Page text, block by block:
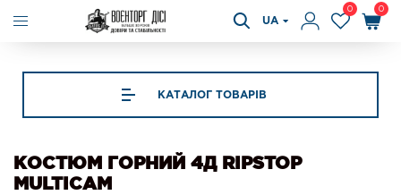
UA
0 0
КАТАЛОГ ТОВАРІВ
КОСТЮМ ГОРНИЙ 4Д RIPSTOP
MULTICAM